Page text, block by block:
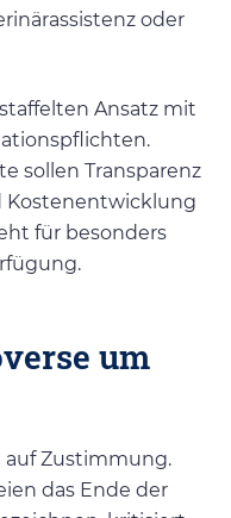
oder
Ansatz mit
sollen Transparenz
Kostenentwicklung
für besonders
um
auf Zustimmung.
das Ende der